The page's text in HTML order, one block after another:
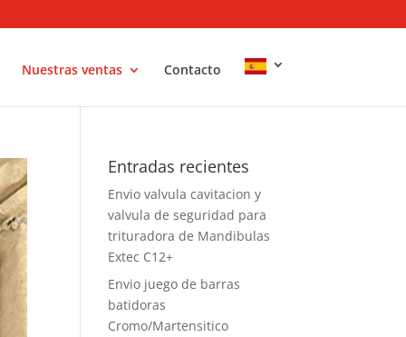
Nuestras ventas Contacto
Entradas recientes
Envio valvula cavitacion y
valvula de seguridad para
trituradora de Mandibulas
Extec C12+
Envio juego de barras
batidoras
Cromo/Martensitico